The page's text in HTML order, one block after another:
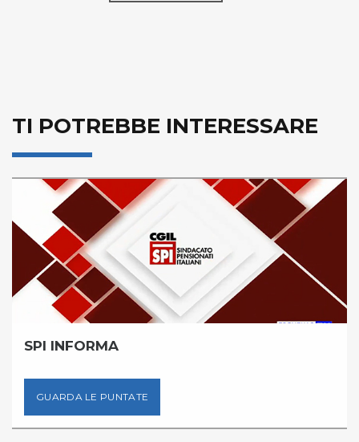
TI POTREBBE INTERESSARE
SPI INFORMA
GUARDA LE PUNTATE